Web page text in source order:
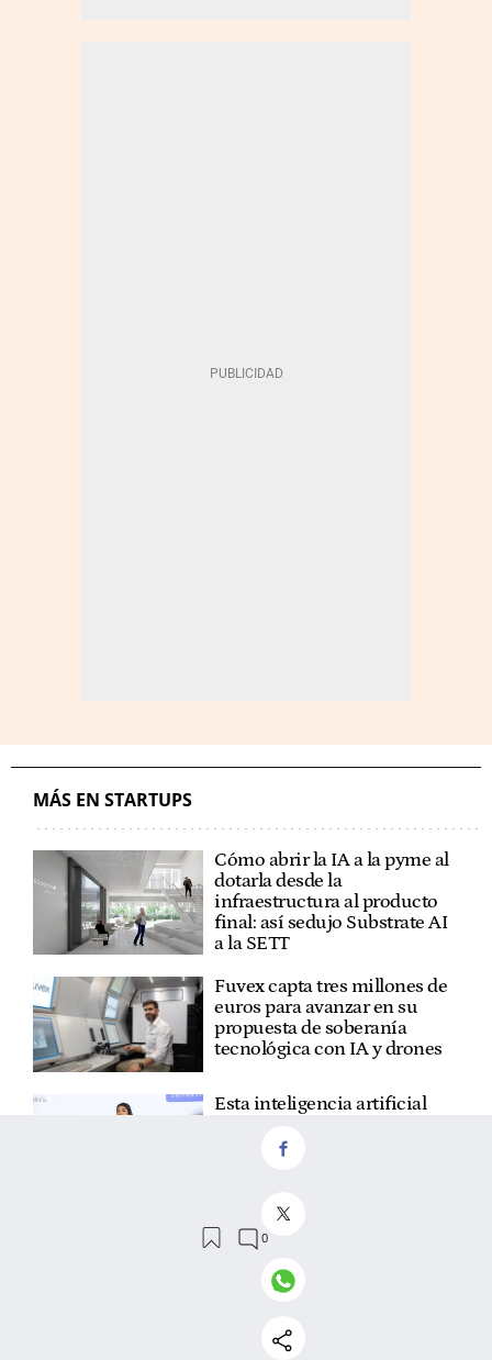
MÁS EN STARTUPS
Cómo abrir la IA a la pyme al
dotarla desde la
infraestructura al producto
final: así sedujo Substrate AI
a la SETT
Fuvex capta tres millones de
euros para avanzar en su
propuesta de soberanía
tecnológica con IA y drones
Esta inteligencia artificial
Silicon Valley tras
El puente (digital) entre el
acompañamiento humano y
la vivienda asequible: así se
suma la IA a los servicios